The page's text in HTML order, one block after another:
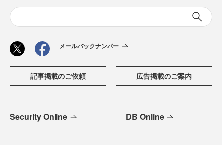
メールバックナンバー
記事掲載のご依頼 広告掲載のご案内
Security Online DB Online